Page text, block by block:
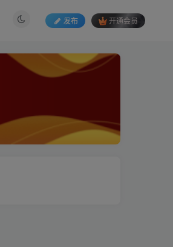
发布 开通会员